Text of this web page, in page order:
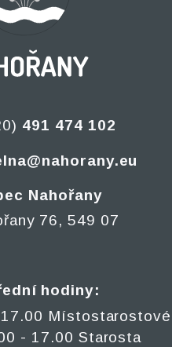
491 474 102
Nahořany
76, 549 07
hodiny:
Místostarostové
- 17.00 Starosta